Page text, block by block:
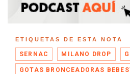
ETIQUETAS DE ESTA NOTA
SERNAC MILANO DROP
GOTAS BRONCEADORAS